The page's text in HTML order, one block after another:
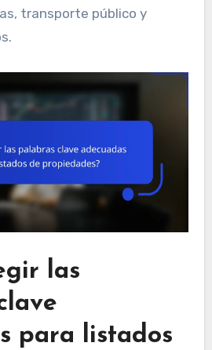
transporte público y
las
para listados